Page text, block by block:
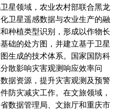
星领域，农业农村部联合黑龙
卫星遥感数据与农业生产的融
种植类型识别，形成以作物长
础的处方图，并建立基于卫星
生成的技术体系。国家国防科
散影响灾害观测响应效率问
据资源，提升灾害观测及预警
防灾减灾工作。在文旅领域，
数据管理局、文旅厅和重庆市